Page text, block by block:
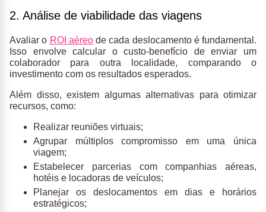
2. Análise de viabilidade das viagens
Avaliar o ROI aéreode cada deslocamento é fundamental.
Isso envolve calcular o custo-benefício de enviar um
colaborador para outra localidade, comparando o
investimento com os resultados esperados.
Além disso, existem algumas alternativas para otimizar
recursos, como:
Realizar reuniões virtuais;
Agrupar múltiplos compromisso em uma única
viagem;
Estabelecer parcerias com companhias aéreas,
hotéis e locadoras de veículos;
Planejar os deslocamentos em dias e horários
estratégicos;